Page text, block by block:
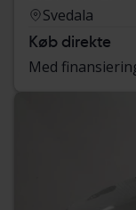
Svedala
Køb direkte
Med